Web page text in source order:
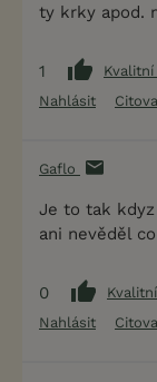
ty krky apod.
1
Nahlásit
Gaflo
Je to tak
ani nevěděl
0
Nahlásit